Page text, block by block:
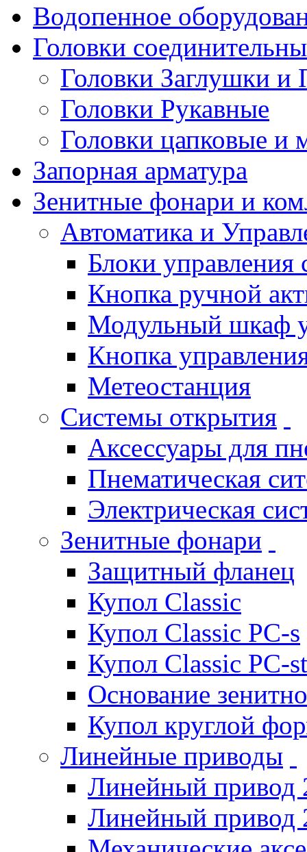
Водопенное
Головки
Головки Заглушки и
Головки Рукавные
Головки цапковые и
Запорная арматура
Зенитные фонари и
Автоматика и
Блоки
Кнопка ручной
Модульный шкаф
Кнопка
Метеостанция
Системы открытия
Аксессуары для
Пнематическая
Электрическая
Зенитные фонари
Защитный фланец
Купол Classic
Купол Classic PC-s
Купол Classic PC-st
Основание
Купол круглой
Линейные приводы
Линейный привод
Линейный привод